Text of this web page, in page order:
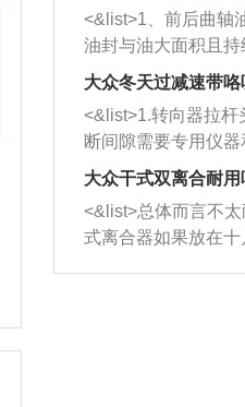
西取出来。但如果
的堵塞，就需要将
洗剂对堵塞的情况得
放在燃油箱中，与燃
动时，就可以和汽
室，最后形成废气
催化器得到清洗，
能够得到解决。
一圈半的练习，往
圈数。 <&list>3、最
习，这样就可以形成
驾驶车辆时，不需
向。
<&list>1、前后曲轴
油封与油大面积且
和发动机内持续温
逐渐减弱，导致渗
活塞间隙过大：积
的间隙扩大，导致
造成烧机油。
机油粘度过小的话
象，机油粘度过小具
大众冬天过减速带
<&list>1.转向器拉杆
断间隙需要专用仪
无法制作，需要将
店；<&list>2.车辆半
裂，破裂后会出现漏
损严重，磨损的半轴
响；<&list>3.稳定器
大众干式双离合耐用
<&list>总体而言不
式离合器如果放在